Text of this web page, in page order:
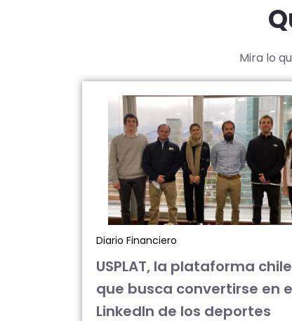
Mira lo
Diario Financiero
USPLAT, la plataforma
que busca convertirse en
LinkedIn de los deportes